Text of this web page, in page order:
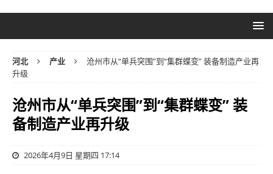
河北 产业
沧州市从“单兵突围”到“集群蝶变” 装备制造产业再
升级
沧州市从“单兵突围”到“集群蝶变” 装
备制造产业再升级
2026年4月9日 星期四 17:14